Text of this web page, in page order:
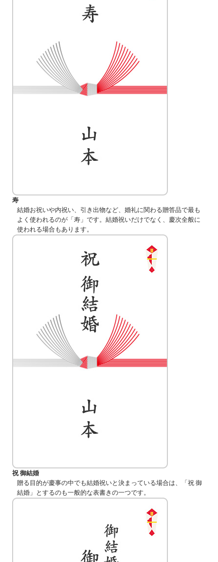
寿
結婚お祝いや内祝い、引き出物など、婚礼に関わる贈答品で最も
よく使われるのが「寿」です。結婚祝いだけでなく、慶次全般に
使われる場合もあります。
祝 御結婚
贈る目的が慶事の中でも結婚祝いと決まっている場合は、「祝 御
結婚」とするのも一般的な表書きの一つです。